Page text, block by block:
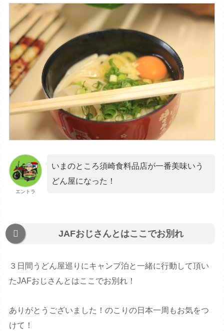
エントラ
いまのところ須崎食料品店が一番美味いう
どん屋になった！
JAFおじさんとはここでお別れ
３日間うどん屋巡りにキャンプ泊と一緒に行動して頂い
たJAFおじさんとはここでお別れ！
ありがとうございました！のこりの日本一周もお気をつ
けて！